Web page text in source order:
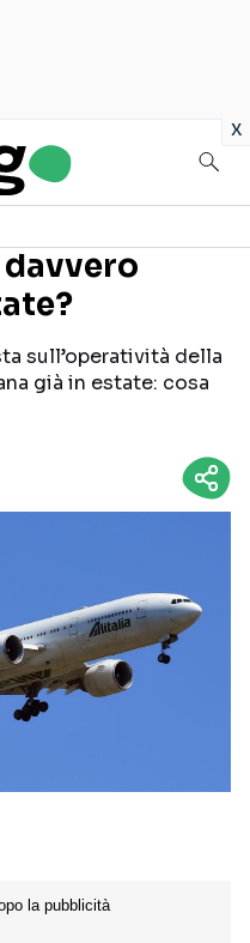
x
social
sull’operatività della
già in estate: cosa